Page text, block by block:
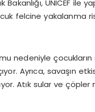
UNICEF ile
felcine yakalanma
nedeniyle çocukların
Ayrıca, savaşın
Atık sular ve